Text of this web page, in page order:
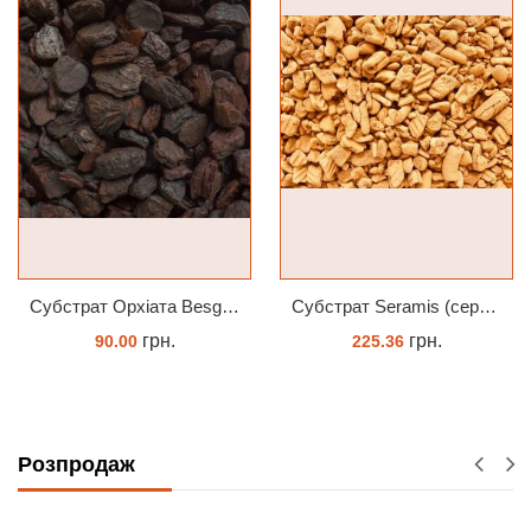
Субстрат Орхіата Besgrow Orchiata фракція 18-25мм
90.00грн.
Субстрат Seramis (серамис) крупний для орхідей 1 л
225.36грн.
Розпродаж